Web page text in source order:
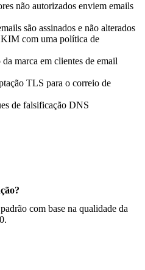
não autorizados enviem emails
são assinados e não alterados
com uma política de
marca em clientes de email
TLS para o correio de
de falsificação DNS
com base na qualidade da